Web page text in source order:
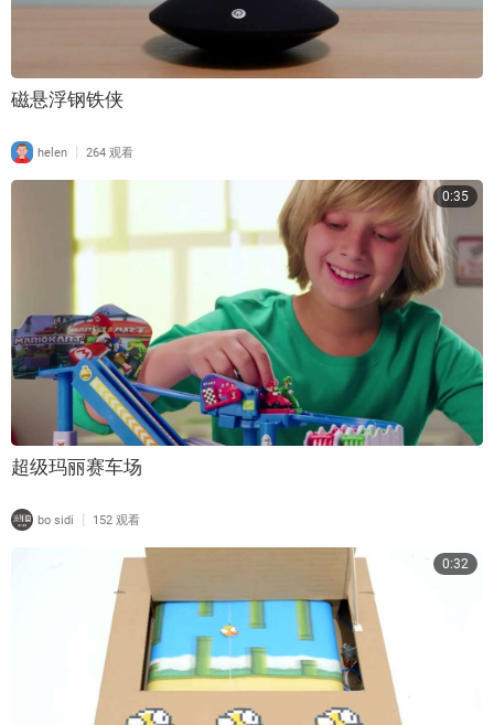
磁悬浮钢铁侠
helen | 264 观看
0:35
超级玛丽赛车场
bo sidi | 152 观看
0:32